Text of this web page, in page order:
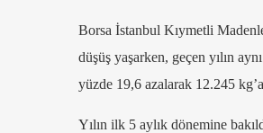
Borsa İstanbul Kıymetli
düşüş yaşarken, geçen yılın
yüzde 19,6 azalarak 12.245
Yılın ilk 5 aylık dönemine